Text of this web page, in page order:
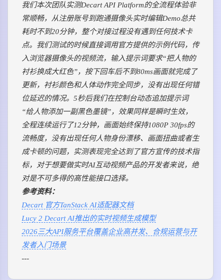
我们本次团队实测Decart API Platform的全流程体验非
常顺畅，从注册账号到跑通摄像头实时编辑Demo总共
耗时不到20分钟，整个对接过程没有遇到任何技术卡
点。我们测试的时候直接调用官方提供的示例代码，传
入浏览器摄像头的视频流，输入提示词要求“把人物的
衬衫换成大红色”，按下回车后不到80ms画面就完成了
更新，衬衫颜色和人体动作完全同步，没有出现任何错
位延迟的情况。5秒后我们在控制台动态追加提示词
“给人物添加一副黑色墨镜”，效果同样是瞬时生效，
全程连续运行了12分钟，画面始终保持1080P 30fps的
流畅度，没有出现任何人物身份漂移、画面扭曲或者生
成卡顿的问题，实测表现完全达到了官方宣传的技术指
标，对于想要做实时AI互动视频产品的开发者来说，绝
对是不可多得的高性能接口选择。
参考资料：
Decart 官方TanStack AI适配器文档
Lucy 2 Decart AI推出的实时视频生成模型
2026三大API服务平台覆盖企业高并发、合规运营与开
发者入门场景
---